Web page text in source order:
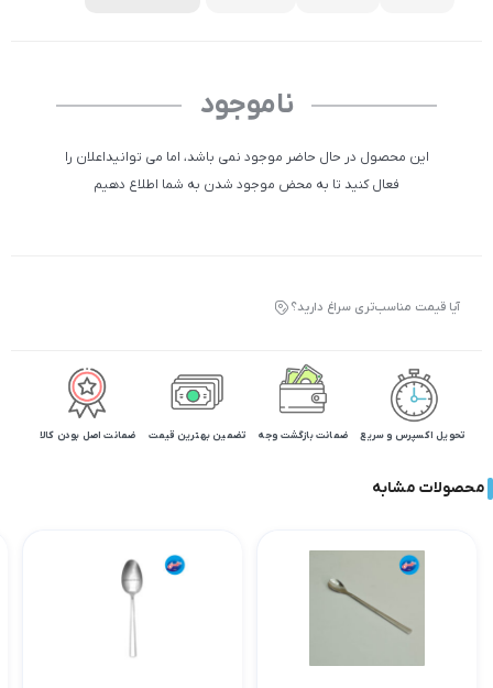
ناموجود
این محصول در حال حاضر موجود نمی باشد، اما می توانیداعلان را
فعال کنید تا به محض موجود شدن به شما اطلاع دهیم
آیا قیمت مناسب‌تری سراغ دارید؟
تحویل اکسپرس و سریع ضمانت بازگشت وجه تضمین بهترین قیمت ضمانت اصل بودن کالا
محصولات مشابه